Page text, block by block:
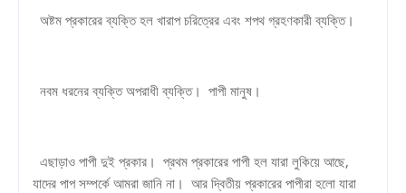
অষ্টম প্রকারের ব্যক্তি হল খারাপ চরিত্রের এবং শপথ ​​গ্রহণকারী ব্যক্তি।
নবম ধরনের ব্যক্তি অপরাধী ব্যক্তি। পাপী মানুষ।
এছাড়াও পাপী দুই প্রকার। প্রথম প্রকারের পাপী হল যারা লুকিয়ে আছে,
যাদের পাপ সম্পর্কে আমরা জানি না। আর দ্বিতীয় প্রকারের পাপীরা হলো যারা